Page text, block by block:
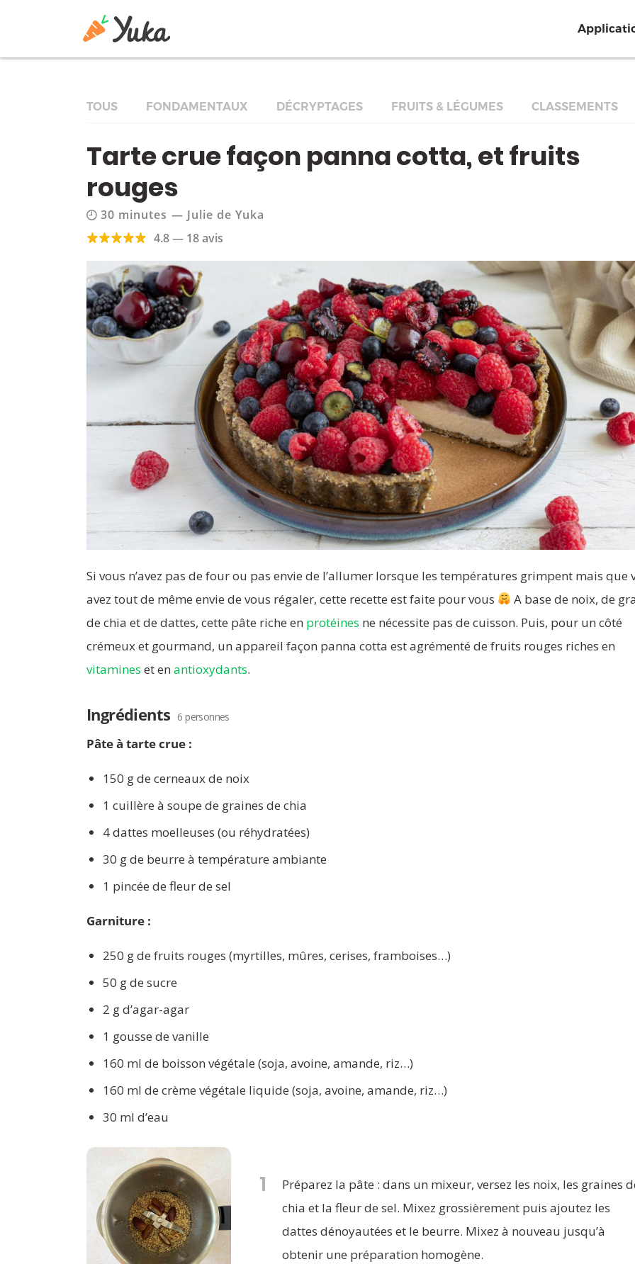
TOUS FONDAMENTAUX DÉCRYPTAGES FRUITS & LÉGUMES CLASSEMENTS
Tarte crue façon panna cotta, et fruits
rouges
30 minutes — Julie de Yuka
4.8 — 18 avis
Si vous n’avez pas de four ou pas envie de l’allumer lorsque les températures grimpent mais que
avez tout de même envie de vous régaler, cette recette est faite pour vous
A base de noix, de
de chia et de dattes, cette pâte riche en protéines ne nécessite pas de cuisson. Puis, pour un côté
crémeux et gourmand, un appareil façon panna cotta est agrémenté de fruits rouges riches en
vitamines et en antioxydants.
Ingrédients 6 personnes
Pâte à tarte crue :
150 g de cerneaux de noix
1 cuillère à soupe de graines de chia
4 dattes moelleuses (ou réhydratées)
30 g de beurre à température ambiante
1 pincée de fleur de sel
Garniture :
250 g de fruits rouges (myrtilles, mûres, cerises, framboises…)
50 g de sucre
2 g d’agar-agar
1 gousse de vanille
160 ml de boisson végétale (soja, avoine, amande, riz…)
160 ml de crème végétale liquide (soja, avoine, amande, riz…)
30 ml d’eau
1
Préparez la pâte : dans un mixeur, versez les noix, les graines
chia et la fleur de sel. Mixez grossièrement puis ajoutez les
dattes dénoyautées et le beurre. Mixez à nouveau jusqu’à
obtenir une préparation homogène.